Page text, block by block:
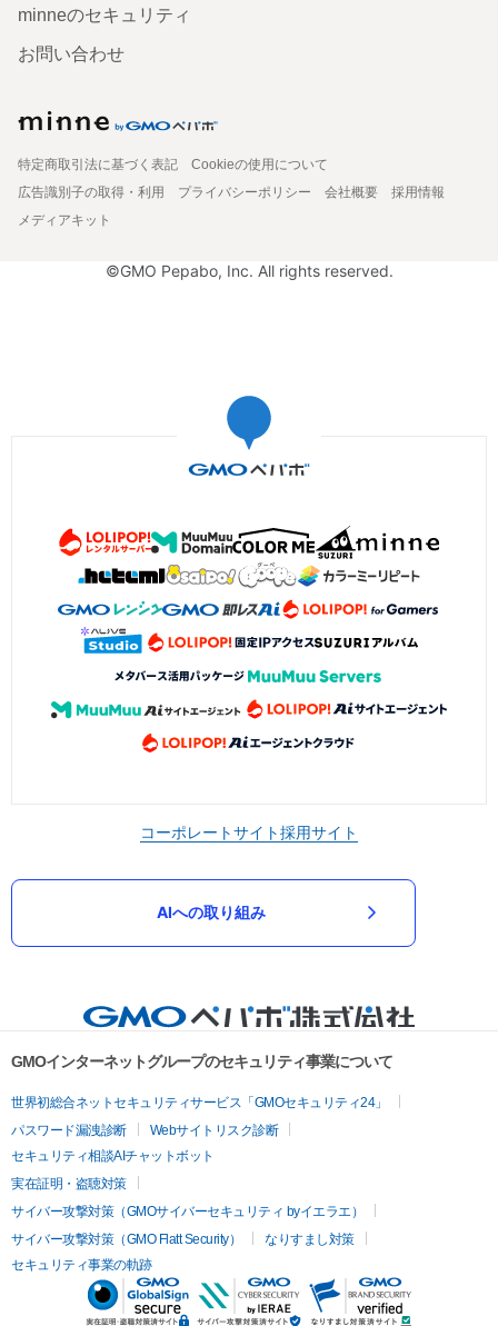
minneのセキュリティ
お問い合わせ
特定商取引法に基づく表記
Cookieの使用について
広告識別子の取得・利用
プライバシーポリシー 会社概要
採用情報
メディアキット
©GMO Pepabo, Inc. All rights reserved.
コーポレートサイト採用サイト
AIへの取り組み
GMOインターネットグループのセキュリティ事業について
世界初総合ネットセキュリティサービス「GMOセキュリティ24」
パスワード漏洩診断
Webサイトリスク診断
セキュリティ相談AIチャットボット
実在証明・盗聴対策
サイバー攻撃対策（GMOサイバーセキュリティ byイエラエ）
サイバー攻撃対策（GMO Flatt Security）
なりすまし対策
セキュリティ事業の軌跡